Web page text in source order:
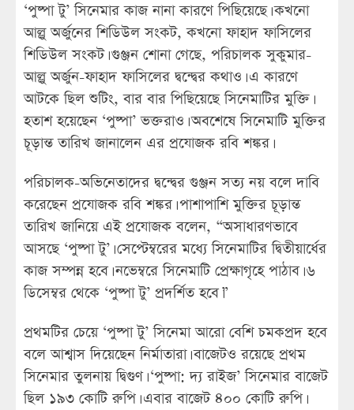
‘পুষ্পা টু’ সিনেমার কাজ নানা কারণে পিছিয়েছে। কখনো
আল্লু অর্জুনের শিডিউল সংকট, কখনো ফাহাদ ফাসিলের
শিডিউল সংকট। গুঞ্জন শোনা গেছে, পরিচালক সুকুমার-
আল্লু অর্জুন-ফাহাদ ফাসিলের দ্বন্দ্বের কথাও। এ কারণে
আটকে ছিল শুটিং, বার বার পিছিয়েছে সিনেমাটির মুক্তি।
হতাশ হয়েছেন ‘পুষ্পা’ ভক্তরাও। অবশেষে সিনেমাটি মুক্তির
চূড়ান্ত তারিখ জানালেন এর প্রযোজক রবি শঙ্কর।
পরিচালক-অভিনেতাদের দ্বন্দ্বের গুঞ্জন সত্য নয় বলে দাবি
করেছেন প্রযোজক রবি শঙ্কর। পাশাপাশি মুক্তির চূড়ান্ত
তারিখ জানিয়ে এই প্রযোজক বলেন, “অসাধারণভাবে
আসছে ‘পুষ্পা টু’। সেপ্টেম্বরের মধ্যে সিনেমাটির দ্বিতীয়ার্ধের
কাজ সম্পন্ন হবে। নভেম্বরে সিনেমাটি প্রেক্ষাগৃহে পাঠাব। ৬
ডিসেম্বর থেকে ‘পুষ্পা টু’ প্রদর্শিত হবে।”
প্রথমটির চেয়ে ‘পুষ্পা টু’ সিনেমা আরো বেশি চমকপ্রদ হবে
বলে আশ্বাস দিয়েছেন নির্মাতারা। বাজেটও রয়েছে প্রথম
সিনেমার তুলনায় দ্বিগুণ। ‘পুষ্পা: দ্য রাইজ’ সিনেমার বাজেট
ছিল ১৯৩ কোটি রুপি। এবার বাজেট ৪০০ কোটি রুপি।